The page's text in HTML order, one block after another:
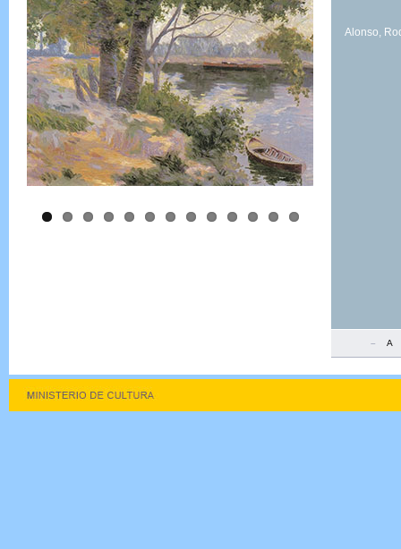
Alonso,
– A